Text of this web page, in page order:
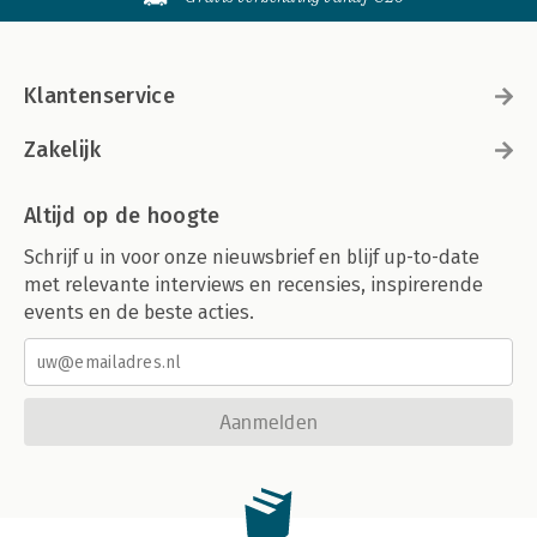
Klantenservice
Zakelijk
Altijd op de hoogte
Schrijf u in voor onze nieuwsbrief en blijf up-to-date
met relevante interviews en recensies, inspirerende
events en de beste acties.
Aanmelden